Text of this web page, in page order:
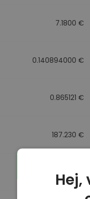
7.1800 €
0.140894000 €
0.865121 €
187.230 €
0.864947 €
Hej,